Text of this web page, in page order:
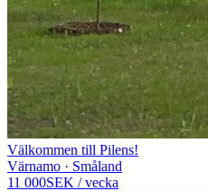
Välkommen till Pilens!
Värnamo · Småland
11 000SEK /vecka